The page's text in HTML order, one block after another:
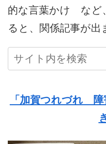
的な言葉かけ など
ると、関係記事が出
「加賀つれづれ